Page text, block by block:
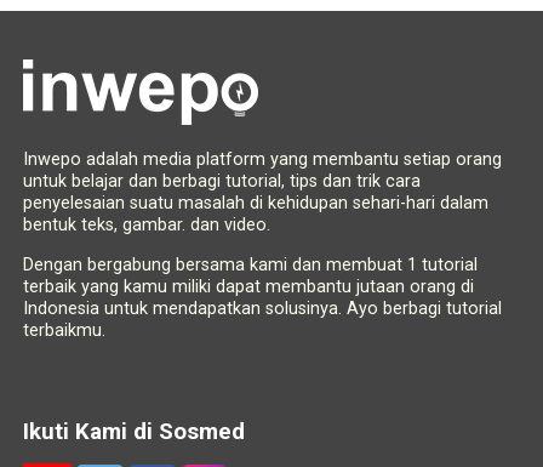
Inwepo adalah media platform yang membantu setiap orang
untuk belajar dan berbagi tutorial, tips dan trik cara
penyelesaian suatu masalah di kehidupan sehari-hari dalam
bentuk teks, gambar. dan video.
Dengan bergabung bersama kami dan membuat 1 tutorial
terbaik yang kamu miliki dapat membantu jutaan orang di
Indonesia untuk mendapatkan solusinya. Ayo berbagi tutorial
terbaikmu.
Ikuti Kami di Sosmed